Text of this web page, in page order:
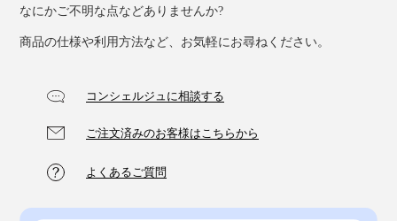
なにかご不明な点などありませんか?
商品の仕様や利用方法など、お気軽にお尋ねください。
コンシェルジュに相談する
ご注文済みのお客様はこちらから
よくあるご質問